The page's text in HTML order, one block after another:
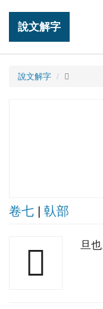
說文解字
說文解字 𦩻
卷七 | 倝部
𦩻 旦也